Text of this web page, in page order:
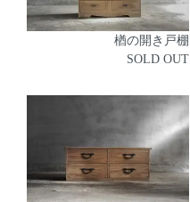
楢の開き戸棚
SOLD OUT